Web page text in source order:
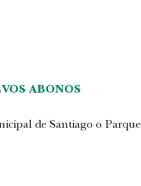
ABONOS
de Santiago o Parque